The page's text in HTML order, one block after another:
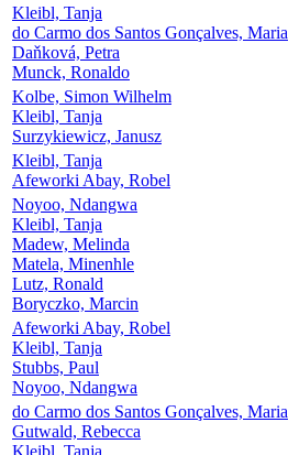
Kleibl, Tanja
do Carmo dos Santos Gonçalves, Maria
Daňková, Petra
Munck, Ronaldo
Kolbe, Simon Wilhelm
Kleibl, Tanja
Surzykiewicz, Janusz
Kleibl, Tanja
Afeworki Abay, Robel
Noyoo, Ndangwa
Kleibl, Tanja
Madew, Melinda
Matela, Minenhle
Lutz, Ronald
Boryczko, Marcin
Afeworki Abay, Robel
Kleibl, Tanja
Stubbs, Paul
Noyoo, Ndangwa
do Carmo dos Santos Gonçalves, Maria
Gutwald, Rebecca